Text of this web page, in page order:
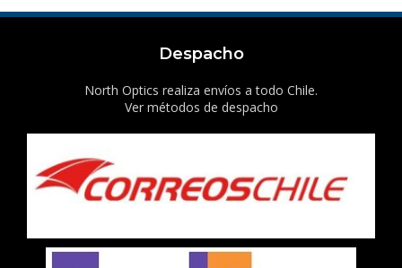
Despacho
North Optics realiza envíos a todo Chile.
Ver métodos de despacho